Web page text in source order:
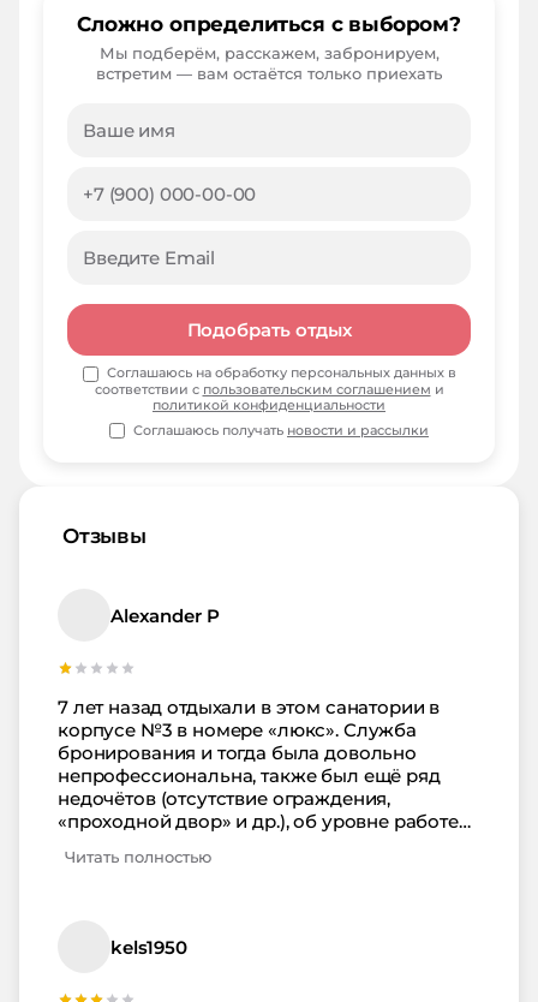
Отзывы
Alexander P
7 лет назад отдыхали в этом санатории в
корпусе №3 в номере «люкс». Служба
бронирования и тогда была довольно
непрофессиональна, также был ещё ряд
недочётов (отсутствие ограждения,
«проходной двор» и др.), об уровне работе
отзывов, а также написали письмо в
частный). Третий корпус очень хорошо
расположен, трёхэтажный, небольшой,
Читать полностью
kels1950
Сложно определиться с выбором?
Мы подберём, расскажем, забронируем,
встретим — вам остаётся только приехать
Подобрать отдых
Соглашаюсь на обработку персональных данных в
соответствии с пользовательским соглашением и
политикой конфиденциальности
Соглашаюсь получать новости и рассылки